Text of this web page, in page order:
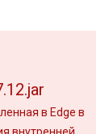
.12.jar
в Edge в